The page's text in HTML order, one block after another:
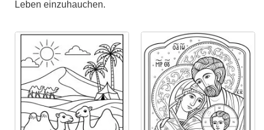
Leben einzuhauchen.